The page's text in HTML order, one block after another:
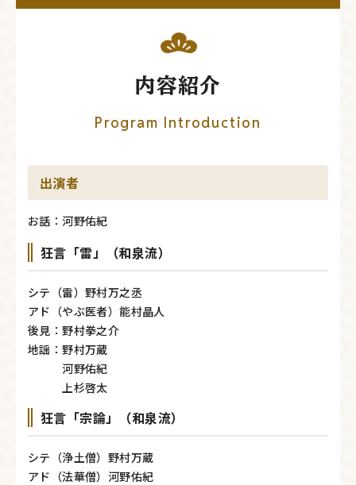
内容紹介
Program Introduction
出演者
お話：河野佑紀
狂言「雷」（和泉流）
シテ（雷）野村万之丞
アド（やぶ医者）能村晶人
後見：野村拳之介
地謡：野村万蔵
河野佑紀
上杉啓太
狂言「宗論」（和泉流）
シテ（浄土僧）野村万蔵
アド（法華僧）河野佑紀